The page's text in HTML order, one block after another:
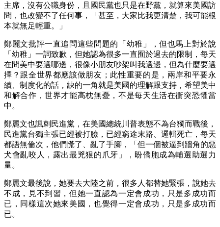
主席，沒有公職身份，且國民黨也只是在野黨，就算來美國訪
問，也改變不了任何事，「甚至，大家比我更清楚，我可能根
本就無足輕重。」
鄭麗文批評一直追問這些問題的「幼稚」，但也馬上對於說
「幼稚」一詞致歉，但她認為很多一直囿於過去的限制，每天
在問美中要選哪邊，很像小朋友吵架叫我選邊，但為什麼要選
擇？跟全世界都應該做朋友；此性重要的是，兩岸和平要永
續、制度化的話，缺的一角就是美國的理解跟支持，希望美中
和解合作，世界才能高枕無憂，不是每天生活在衝突恐懼當
中。
鄭麗文也諷刺民進黨，在美國總統川普表態不為台獨而戰後，
民進黨台獨主張已經被打臉，已經窮途末路、邏輯死亡，每天
都語無倫次，他們慌了、亂了手腳，「但一個被逼到牆角的惡
犬會亂咬人，露出最兇狠的爪牙」，盼僑胞成為輔選助選力
量。
鄭麗文最後說，她要去大陸之前，很多人都替她緊張，說她去
不成，見不到習，但她一直認為一定會成功，只是多成功而
已，同樣這次她來美國，也覺得一定會成功，只是多成功而
已。